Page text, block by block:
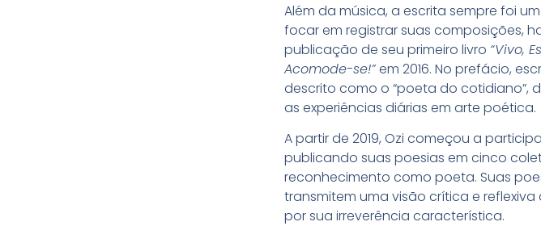
Além da música, a escrita sempre foi
focar em registrar suas composições,
publicação de seu primeiro livro “Vivo,
Acomode-se!”em 2016. No prefácio,
descrito como o “poeta do
as experiências diárias em arte poética.
A partir de 2019, Ozi começou a
publicando suas poesias em cinco
reconhecimento como poeta. Suas
transmitem uma visão crítica e
por sua irreverência característica.